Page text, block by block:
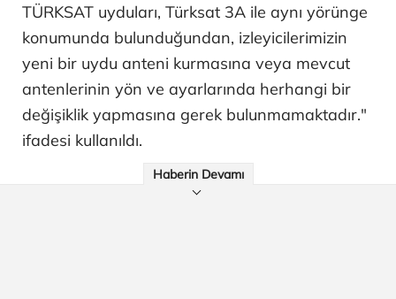
TÜRKSAT uyduları, Türksat 3A ile aynı yörünge
konumunda bulunduğundan, izleyicilerimizin
yeni bir uydu anteni kurmasına veya mevcut
antenlerinin yön ve ayarlarında herhangi bir
değişiklik yapmasına gerek bulunmamaktadır."
ifadesi kullanıldı.
Haberin Devamı